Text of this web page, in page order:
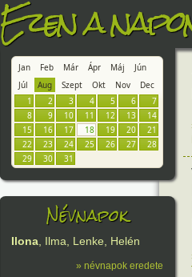
Ezen a
Jan Feb Már Ápr Máj
Jún
Júl
Aug Szept Okt Nov
Dec
1
2 3 4 5 6
7
8
9 10 11 12 13
14
15
16 17 18 19 20
21
22
23 24 25 26 27
28
29
30 31
Névnapok
Ilona, Ilma, Lenke, Helén
» névnapok eredete